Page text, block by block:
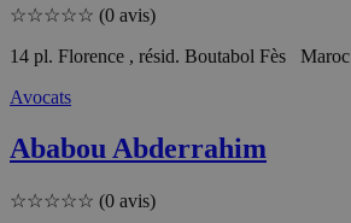
☆☆☆☆☆ (0 avis)
14 pl. Florence , résid. Boutabol Fès Maroc
Avocats
Ababou Abderrahim
☆☆☆☆☆ (0 avis)